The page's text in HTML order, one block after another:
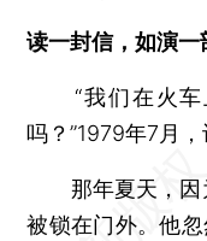
读一封信，如演一
“我们在火车
吗？”1979年7月
那年夏天，因
被锁在门外。他